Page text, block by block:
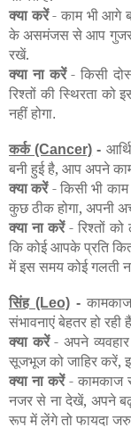
क्या करें- काम भी आगे
के असमंजस से आप गुजर
रखें.
क्या ना करें- किसी
रिश्तों की स्थिरता
नहीं होगा.
कर्क(Cancer) -
बनी हुई है, आप अपने
क्या करें- किसी भी काम
कुछ ठीक होगा, अपनी
क्या ना करें- रिश्तों
कि कोई आपके प्रति
में इस समय कोई गलती
सिंह(Leo) -
संभावनाएं बेहतर हो
क्या करें- अपने
सूजभूज को जाहिर करें,
क्या ना करें- कामकाज
नजर से ना देखें, अपने
रूप में लेंगे तो फायदा